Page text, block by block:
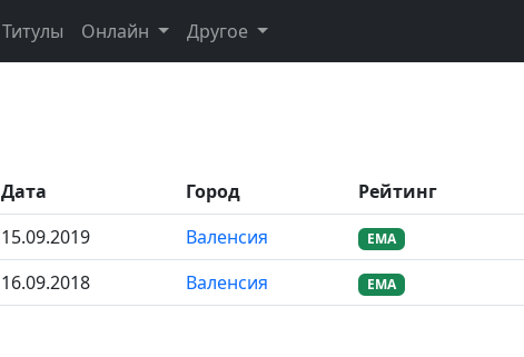
Титулы Онлайн Другое
Дата Город Рейтинг
15.09.2019 Валенсия EMA
16.09.2018 Валенсия EMA